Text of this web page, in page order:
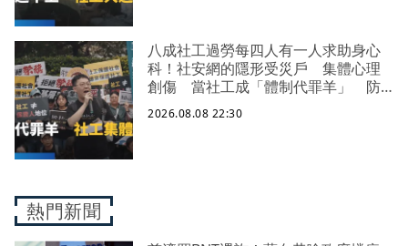
八成社工過勞每四人有一人求助身心
科！社安網的隱形受災戶 集體心理
創傷 當社工成「體制代罪羊」 防
禦性社工不敢多做無奈趨勢？耗竭殆
盡下的社安網危機｜社工消失中
2026.08.08 22:30
熱門新聞